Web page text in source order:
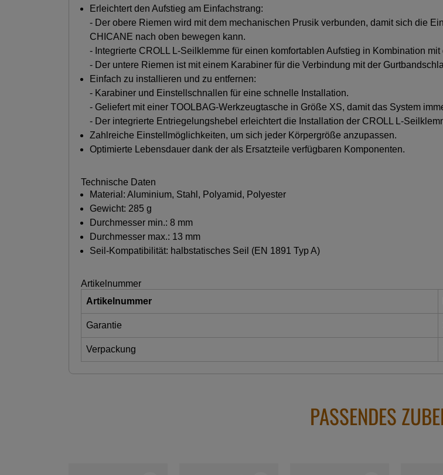
Erleichtert den Aufstieg am Einfachstrang:
- Der obere Riemen wird mit dem mechanischen Prusik verbunden, damit sich die
CHICANE nach oben bewegen kann.
- Integrierte CROLL L-Seilklemme für einen komfortablen Aufstieg in Kombination
- Der untere Riemen ist mit einem Karabiner für die Verbindung mit der
Einfach zu installieren und zu entfernen:
- Karabiner und Einstellschnallen für eine schnelle Installation.
- Geliefert mit einer TOOLBAG-Werkzeugtasche in Größe XS, damit das System
- Der integrierte Entriegelungshebel erleichtert die Installation der CROLL L-
Zahlreiche Einstellmöglichkeiten, um sich jeder Körpergröße anzupassen.
Optimierte Lebensdauer dank der als Ersatzteile verfügbaren Komponenten.
Technische Daten
Material: Aluminium, Stahl, Polyamid, Polyester
Gewicht: 285 g
Durchmesser min.: 8 mm
Durchmesser max.: 13 mm
Seil-Kompatibilität: halbstatisches Seil (EN 1891 Typ A)
Artikelnummer
Artikelnummer
Garantie
Verpackung
PASSENDES